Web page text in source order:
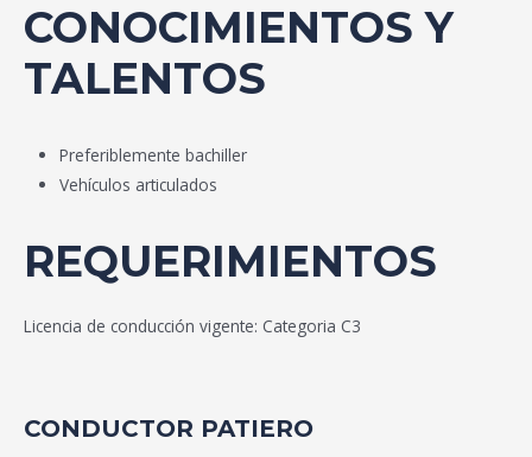
CONOCIMIENTOS Y
TALENTOS
Preferiblemente bachiller
Vehículos articulados
REQUERIMIENTOS
Licencia de conducción vigente: Categoria C3
CONDUCTOR PATIERO